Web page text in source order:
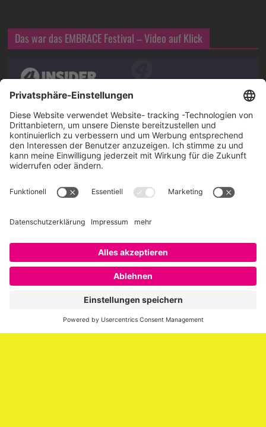
Das war das EMBRACE Festival – Video auf Klick
Über SAATKORN
SAATKORN ist der Blog von Gero Hesse. Seit 2009 schreibt
er über die Themen Employer Branding,